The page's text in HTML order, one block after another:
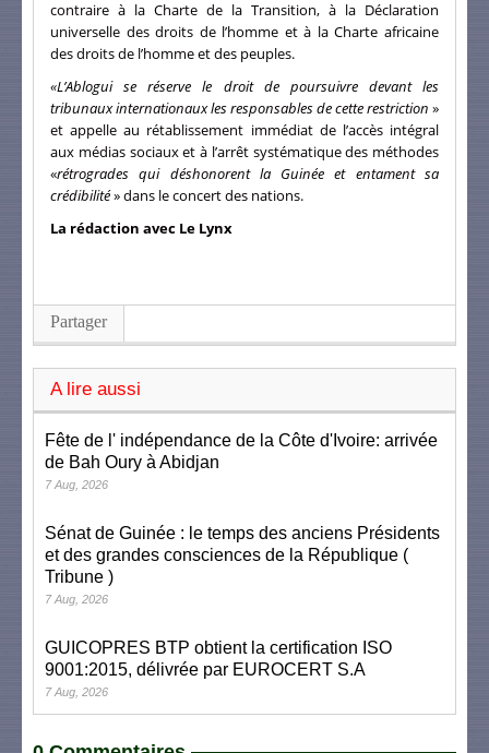
contraire à la Charte de la Transition, à la Déclaration
universelle des droits de l’homme et à la Charte africaine
des droits de l’homme et des peuples.
«L’Ablogui se réserve le droit de poursuivre devant les
tribunaux internationaux les responsables de cette restriction »
et appelle au rétablissement immédiat de l’accès intégral
aux médias sociaux et à l’arrêt systématique des méthodes
«rétrogrades qui déshonorent la Guinée et entament sa
crédibilité» dans le concert des nations.
La rédaction avec Le Lynx
Partager
A lire aussi
Fête de l' indépendance de la Côte d'Ivoire: arrivée
de Bah Oury à Abidjan
7 Aug, 2026
Sénat de Guinée : le temps des anciens Présidents
et des grandes consciences de la République (
Tribune )
7 Aug, 2026
GUICOPRES BTP obtient la certification ISO
9001:2015, délivrée par EUROCERT S.A
7 Aug, 2026